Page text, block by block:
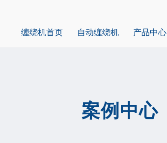
缠绕机首页 自动缠绕机 产品中心
案例中心